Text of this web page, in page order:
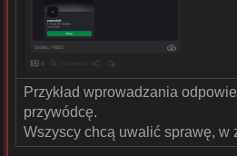
Przykład wprowadzania
przywódcę.
Wszyscy chcą uwalić sprawę, w